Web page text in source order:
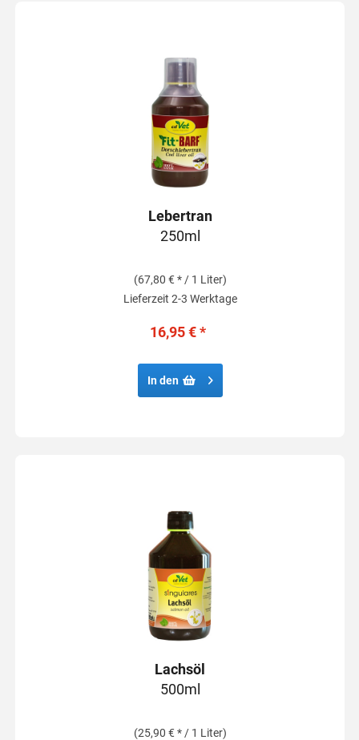
Lebertran
250ml
(67,80 € * / 1 Liter)
Lieferzeit 2-3 Werktage
16,95 € *
In den
Lachsöl
500ml
(25,90 € * / 1 Liter)